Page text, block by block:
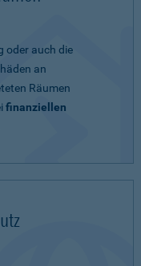
oder auch die
an
Räumen
finanziellen